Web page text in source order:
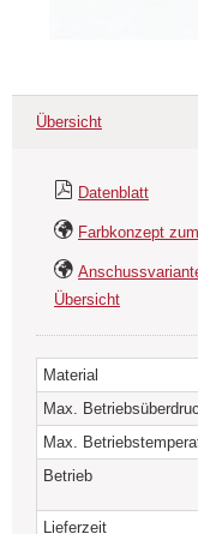
Übersicht
Datenblatt
Farbkonzept
Übersicht
Material
Max.
Max.
Betrieb
Lieferzeit